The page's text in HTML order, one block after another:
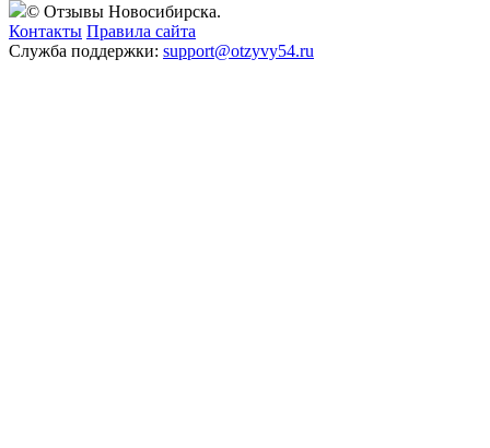
© Отзывы Новосибирска.
Контакты Правила сайта
Служба поддержки: support@otzyvy54.ru